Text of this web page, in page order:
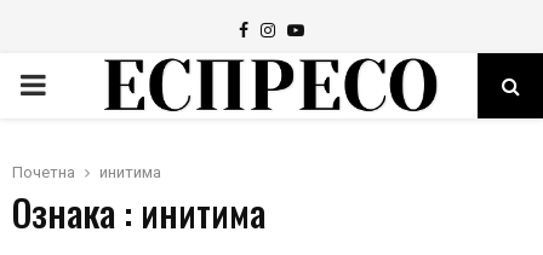
Facebook
Instagram
Youtube
PRIMARY
Почетна инитима
Ознака : инитима